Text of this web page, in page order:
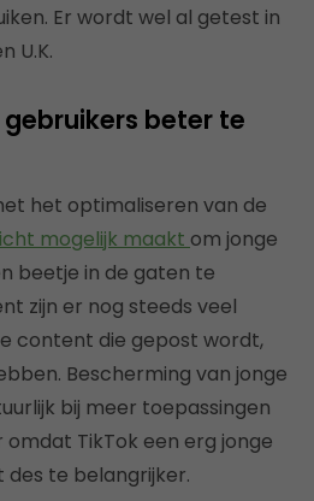
Er wordt wel al getest in
U.K.
beter te
het optimaliseren van de
mogelijk maakt om jonge
beetje in de gaten te
zijn er nog steeds veel
content die gepost wordt,
Bescherming van jonge
bij meer toepassingen
TikTok een erg jonge
des te belangrijker.